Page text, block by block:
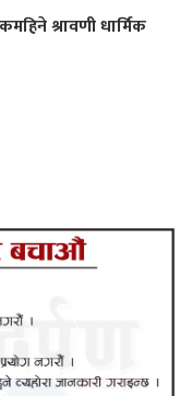
श्रावणी धार्मिक